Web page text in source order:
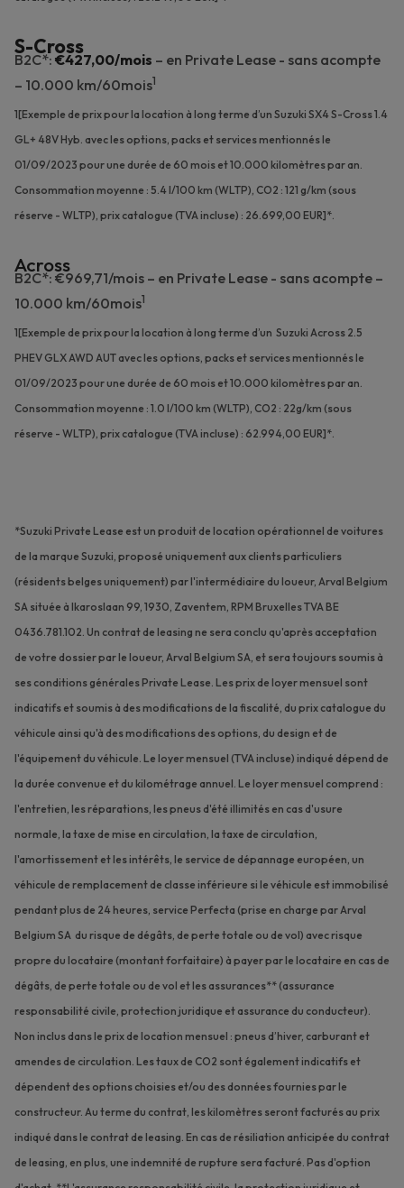
S-Cross
B2C*: €427,00/mois – en Private Lease - sans acompte
– 10.000 km/60mois1
1[Exemple de prix pour la location à long terme d’un Suzuki SX4 S-Cross 1.4
GL+ 48V Hyb. avec les options, packs et services mentionnés le
01/09/2023 pour une durée de 60 mois et 10.000 kilomètres par an.
Consommation moyenne : 5.4 l/100 km (WLTP), CO2 : 121 g/km (sous
réserve - WLTP), prix catalogue (TVA incluse) : 26.699,00 EUR]*.
Across
B2C*: €969,71/mois – en Private Lease - sans acompte –
10.000 km/60mois1
1[Exemple de prix pour la location à long terme d’un Suzuki Across 2.5
PHEV GLX AWD AUT avec les options, packs et services mentionnés le
01/09/2023 pour une durée de 60 mois et 10.000 kilomètres par an.
Consommation moyenne : 1.0 l/100 km (WLTP), CO2 : 22g/km (sous
réserve - WLTP), prix catalogue (TVA incluse) : 62.994,00 EUR]*.
*Suzuki Private Lease est un produit de location opérationnel de voitures
de la marque Suzuki, proposé uniquement aux clients particuliers
(résidents belges uniquement) par l'intermédiaire du loueur, Arval Belgium
SA située à Ikaroslaan 99, 1930, Zaventem, RPM Bruxelles TVA BE
0436.781.102. Un contrat de leasing ne sera conclu qu'après acceptation
de votre dossier par le loueur, Arval Belgium SA, et sera toujours soumis à
ses conditions générales Private Lease. Les prix de loyer mensuel sont
indicatifs et soumis à des modifications de la fiscalité, du prix catalogue du
véhicule ainsi qu'à des modifications des options, du design et de
l'équipement du véhicule. Le loyer mensuel (TVA incluse) indiqué dépend de
la durée convenue et du kilométrage annuel. Le loyer mensuel comprend :
l'entretien, les réparations, les pneus d'été illimités en cas d'usure
normale, la taxe de mise en circulation, la taxe de circulation,
l'amortissement et les intérêts, le service de dépannage européen, un
véhicule de remplacement de classe inférieure si le véhicule est immobilisé
pendant plus de 24 heures, service Perfecta (prise en charge par Arval
Belgium SA du risque de dégâts, de perte totale ou de vol) avec risque
propre du locataire (montant forfaitaire) à payer par le locataire en cas de
dégâts, de perte totale ou de vol et les assurances** (assurance
responsabilité civile, protection juridique et assurance du conducteur).
Non inclus dans le prix de location mensuel : pneus d’hiver, carburant et
amendes de circulation. Les taux de CO2 sont également indicatifs et
dépendent des options choisies et/ou des données fournies par le
constructeur. Au terme du contrat, les kilomètres seront facturés au prix
indiqué dans le contrat de leasing. En cas de résiliation anticipée du contrat
de leasing, en plus, une indemnité de rupture sera facturé. Pas d'option